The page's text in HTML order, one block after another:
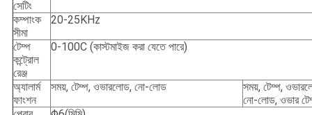
সেটিং
কম্পাংক
সীমা
20-25KHz
টেম্প
কন্ট্রোল
রেঞ্জ
0-100C (কাস্টমাইজ করা যেতে পারে)
অ্যালার্ম
ফাংশন
সময়, টেম্প, ওভারলোড, নো-লোড
সময়, টেম্প,
নো-লোড, ওভার